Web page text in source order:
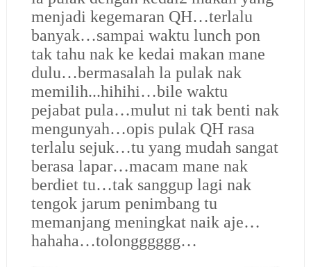
menjadi kegemaran QH…terlalu
banyak…sampai waktu lunch pon
tak tahu nak ke kedai makan mane
dulu…bermasalah la pulak nak
memilih...hihihi…bile waktu
pejabat pula…mulut ni tak benti nak
mengunyah…opis pulak QH rasa
terlalu sejuk…tu yang mudah sangat
berasa lapar…macam mane nak
berdiet tu…tak sanggup lagi nak
tengok jarum penimbang tu
memanjang meningkat naik aje…
hahaha…tolongggggg…